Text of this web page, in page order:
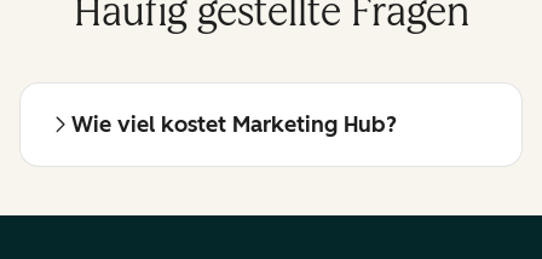
Häufig gestellte Fragen
Wie viel kostet Marketing Hub?